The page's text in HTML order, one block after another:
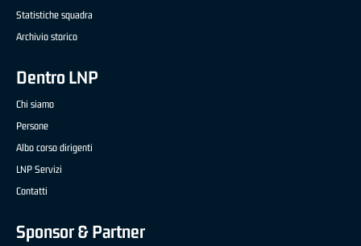
Statistiche squadra
Archivio storico
Dentro LNP
Chi siamo
Persone
Albo corso dirigenti
LNP Servizi
Contatti
Sponsor & Partner